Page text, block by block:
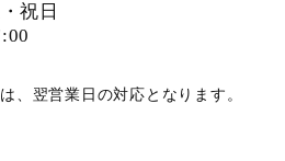
祝日
、翌営業日の対応となります。